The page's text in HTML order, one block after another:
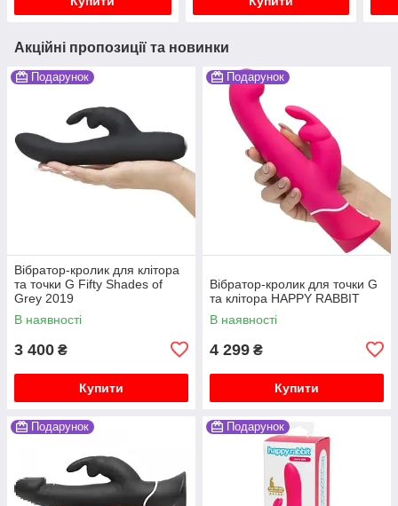
Акційні пропозиції та новинки
Подарунок
Вібратор-кролик для клітора
та точки G Fifty Shades of
Grey 2019
В наявності
3 400 ₴
Купити
Подарунок
Вібратор-кролик для точки G
та клітора HAPPY RABBIT
В наявності
4 299 ₴
Купити
Подарунок Подарунок